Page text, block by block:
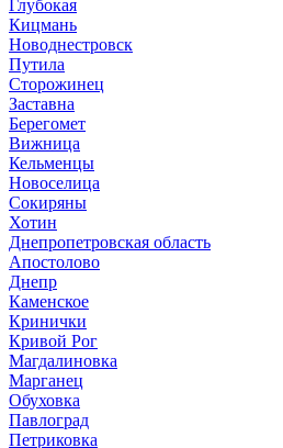
Глубокая
Кицмань
Новоднестровск
Путила
Сторожинец
Заставна
Берегомет
Вижница
Кельменцы
Новоселица
Сокиряны
Хотин
Днепропетровская область
Апостолово
Днепр
Каменское
Кринички
Кривой Рог
Магдалиновка
Марганец
Обуховка
Павлоград
Петриковка